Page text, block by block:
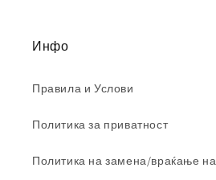
Инфо
Правила и Услови
Политика за приватност
Политика на замена/враќање